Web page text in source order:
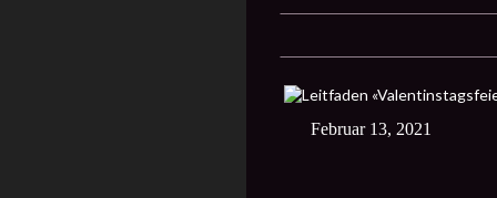
Februar 13, 2021